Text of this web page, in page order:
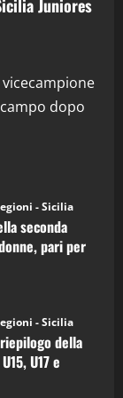
26^ Puntata
Juniores
dopo
- Sicilia
seconda
pari per
- Sicilia
della
U17 e